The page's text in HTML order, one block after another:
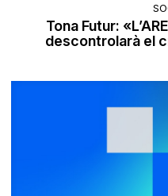
Tona Futur:
descontrolarà el